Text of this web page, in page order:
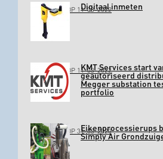
GEPLAATST OP 11-03-2022Digitaal inmeten
GEPLAATST OP 11-03-2022KMT Services start
geautoriseerd
Megger substation
portfolio
GEPLAATST OP 31-03-2020Eikenprocessierups
Simply Air